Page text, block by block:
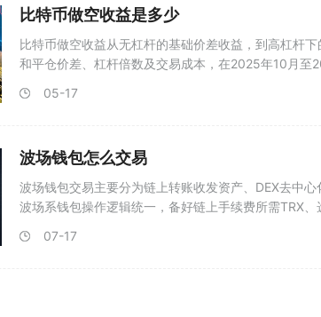
比特币做空收益是多少
比特币做空收益从无杠杆的基础价差收益，到高杠杆
和平仓价差、杠杆倍数及交易成本，在2025年10月至
05-17
波场钱包怎么交易
波场钱包交易主要分为链上转账收发资产、DEX去中
波场系钱包操作逻辑统一，备好链上手续费所需TRX
07-17